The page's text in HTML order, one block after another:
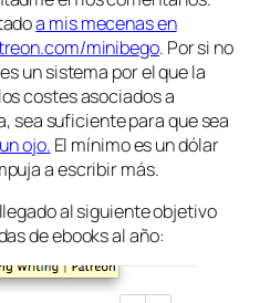
a mis mecenas en
minibego. Por si no
un sistema por el que la
costes asociados a
sea suficiente para que sea
ojo. El mínimo es un dólar
a escribir más.
al siguiente objetivo
de ebooks al año: